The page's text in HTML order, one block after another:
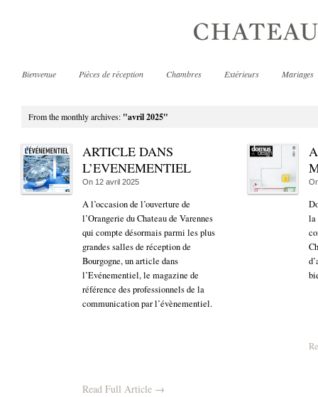
Bienvenue Pièces de réception Chambres Extérieurs Mariages
From the monthly archives: "avril 2025"
ARTICLE DANS
L’EVENEMENTIEL
On 12 avril 2025
A l’occasion de l’ouverture de
l’Orangerie du Chateau de Varennes
qui compte désormais parmi les plus
grandes salles de réception de
Bourgogne, un article dans
l’Evénementiel, le magazine de
référence des professionnels de la
communication par l’évènementiel.
Read Full Article →
la